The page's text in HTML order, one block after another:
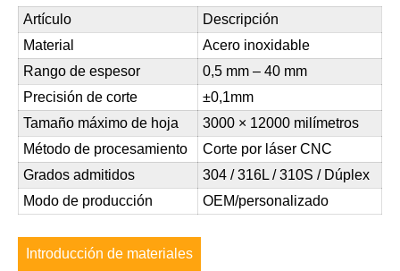
Artículo
Descripción
Material
Acero inoxidable
Rango de espesor
0,5 mm – 40 mm
Precisión de corte
±0,1mm
Tamaño máximo de hoja
3000 × 12000 milímetros
Método de procesamiento
Corte por láser CNC
Grados admitidos
304 / 316L / 310S / Dúplex
Modo de producción
OEM/personalizado
Introducción de materiales